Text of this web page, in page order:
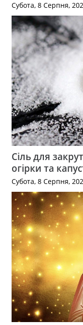
Субота, 8 Серпня,
Сіль для
огірки та
Субота, 8 Серпня,